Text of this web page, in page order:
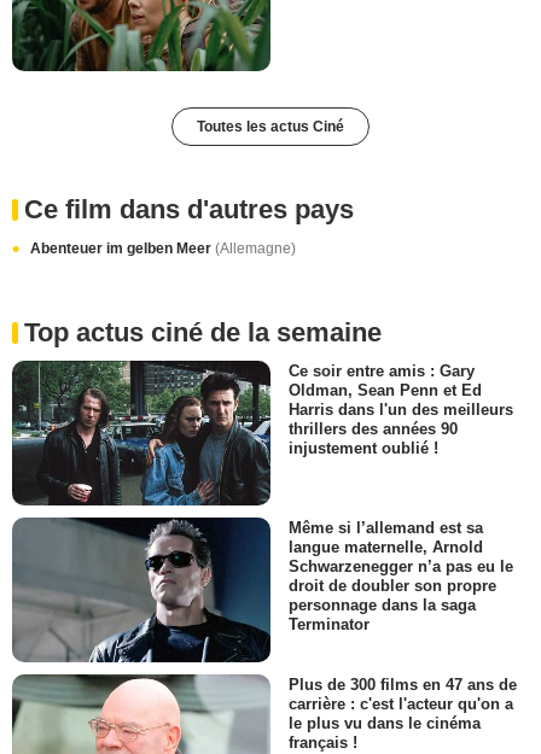
Toutes les actus Ciné
Ce film dans d'autres pays
Abenteuer im gelben Meer (Allemagne)
Top actus ciné de la semaine
Ce soir entre amis : Gary
Oldman, Sean Penn et Ed
Harris dans l'un des meilleurs
thrillers des années 90
injustement oublié !
Même si l’allemand est sa
langue maternelle, Arnold
Schwarzenegger n’a pas eu le
droit de doubler son propre
personnage dans la saga
Terminator
Plus de 300 films en 47 ans de
carrière : c'est l'acteur qu'on a
le plus vu dans le cinéma
français !